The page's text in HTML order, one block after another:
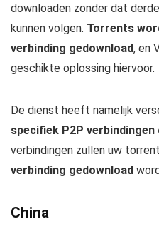
downloaden zonder dat
kunnen volgen. Torrents
verbinding gedownload, en
geschikte oplossing hiervoor.
De dienst heeft namelijk
specifiek P2P
verbindingen zullen uw
verbinding gedownload
China